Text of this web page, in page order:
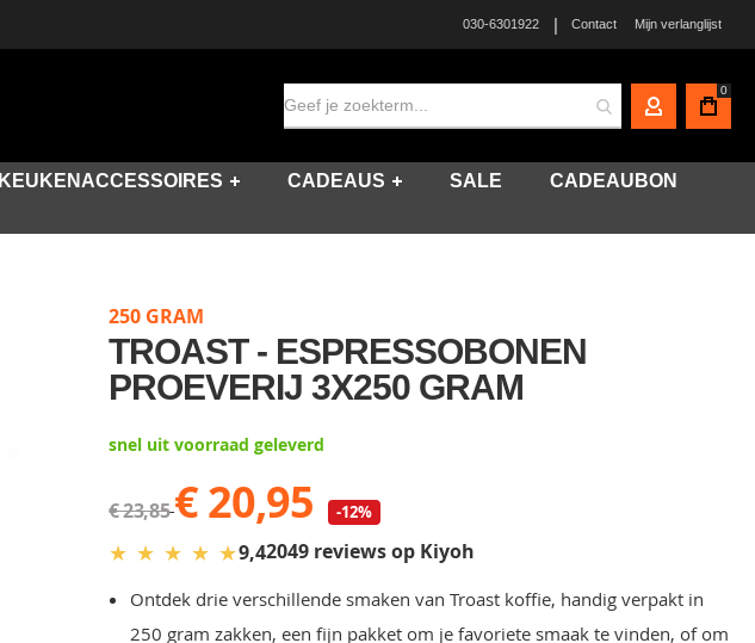
030-6301922
| Contact Mijn verlanglijst
MIJN
0
KEUKENACCESSOIRES CADEAUS SALE
CADEAUBON
250 GRAM
TROAST - ESPRESSOBONEN
PROEVERIJ 3X250 GRAM
snel uit voorraad geleverd
€ 23,85 € 20,95 -12%
★ ★ ★ ★ ★9,42049 reviews op Kiyoh
Ontdek drie verschillende smaken van Troast koffie, handig verpakt in
250 gram zakken, een fijn pakket om je favoriete smaak te vinden, of om